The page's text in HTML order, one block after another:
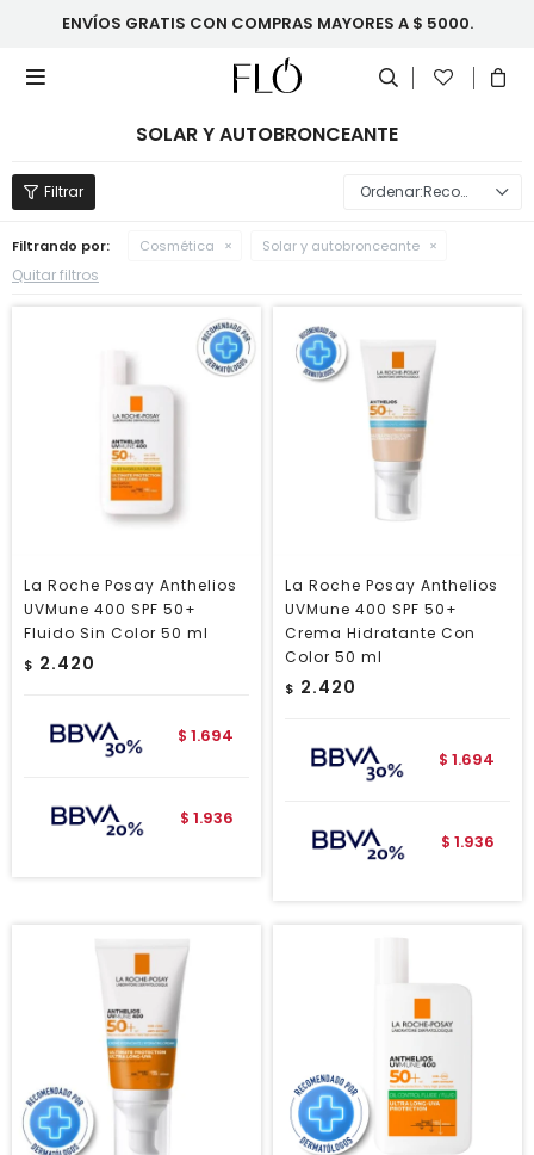
ENVÍOS GRATIS CON COMPRAS MAYORES A $ 5000.

SOLAR Y AUTOBRONCEANTE
Recomendados
Filtrando por: Cosmética Solar y autobronceante
Quitar filtros
La Roche Posay Anthelios
UVMune 400 SPF 50+
Fluido Sin Color 50 ml
$ 2.420
$ 1.694
$ 1.936
La Roche Posay Anthelios
UVMune 400 SPF 50+
Crema Hidratante Con
Color 50 ml
$ 2.420
$ 1.694
$ 1.936